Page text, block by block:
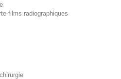
films radiographiques